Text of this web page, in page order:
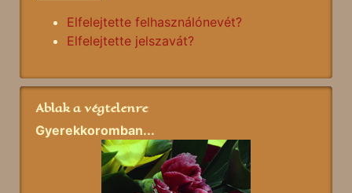
Elfelejtette felhasználónevét?
Elfelejtette jelszavát?
Ablak a végtelenre
Gyerekkoromban...